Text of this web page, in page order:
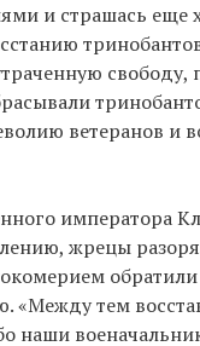
и страшась еще
ветеранов и
императора
жрецы
«Между тем